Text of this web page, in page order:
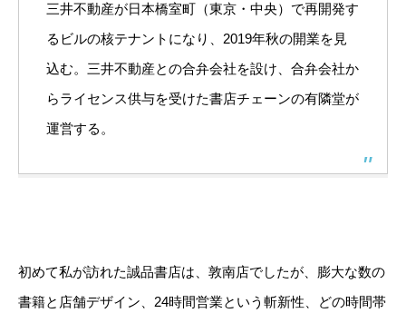
三井不動産が日本橋室町（東京・中央）で再開発す
るビルの核テナントになり、2019年秋の開業を見
込む。三井不動産との合弁会社を設け、合弁会社か
らライセンス供与を受けた書店チェーンの有隣堂が
運営する。
初めて私が訪れた誠品書店は、敦南店でしたが、膨大な数の
書籍と店舗デザイン、24時間営業という斬新性、どの時間帯